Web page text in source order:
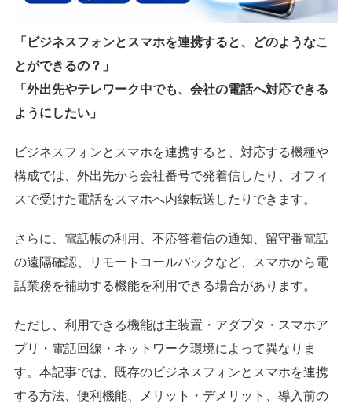
「ビジネスフォンとスマホを連携すると、どのようなこ
とができるの？」
「外出先やテレワーク中でも、会社の電話へ対応できる
ようにしたい」
ビジネスフォンとスマホを連携すると、対応する機種や
構成では、外出先から会社番号で発着信したり、オフィ
スで受けた電話をスマホへ内線転送したりできます。
さらに、電話帳の利用、不応答着信の通知、留守番電話
の遠隔確認、リモートコールバックなど、スマホから電
話業務を補助する機能を利用できる場合があります。
ただし、利用できる機能は主装置・アダプタ・スマホア
プリ・電話回線・ネットワーク環境によって異なりま
す。本記事では、既存のビジネスフォンとスマホを連携
する方法、便利機能、メリット・デメリット、導入前の